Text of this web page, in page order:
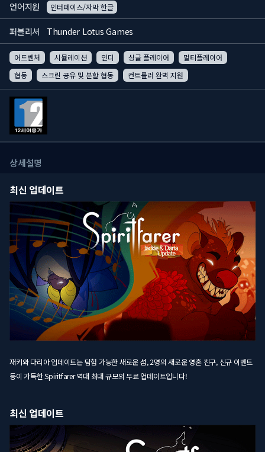
언어지원 인터페이스/자막 한글
퍼블리셔 Thunder Lotus Games
어드벤처 시뮬레이션 인디 싱글 플레이어
멀티플레이어
협동
스크린 공유 및 분할 협동 컨트롤러 완벽 지원
상세설명
최신 업데이트
재키와 다리아 업데이트는 탐험 가능한 새로운 섬, 2명의 새로운 영혼 친구, 신규 이벤트
등이 가득한 Spiritfarer 역대 최대 규모의 무료 업데이트입니다!
최신 업데이트